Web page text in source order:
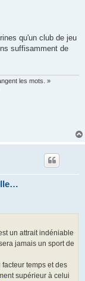
qu'un club de jeu
suffisamment de
les mots. »
un attrait indéniable
jamais un sport de
temps et des
supérieur à celui